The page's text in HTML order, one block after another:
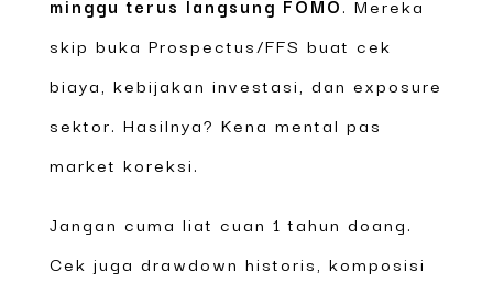
skip buka Prospectus/FFS buat cek
biaya, kebijakan investasi, dan exposure
sektor. Hasilnya? Kena mental pas
market koreksi.
Jangan cuma liat cuan 1 tahun doang.
Cek juga drawdown historis, komposisi